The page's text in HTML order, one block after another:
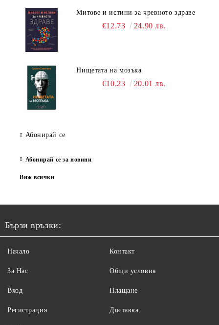
Митове и истини за чревното здраве
€12.73 24.90 лв.
Нищетата на мозъка
€10.23 20.01 лв.
Абонирай се
Абонирай се за новини
Виж всички
Бързи връзки:
Начало
За Нас
Вход
Регистрация
Контакт
Общи условия
Плащане
Доставка